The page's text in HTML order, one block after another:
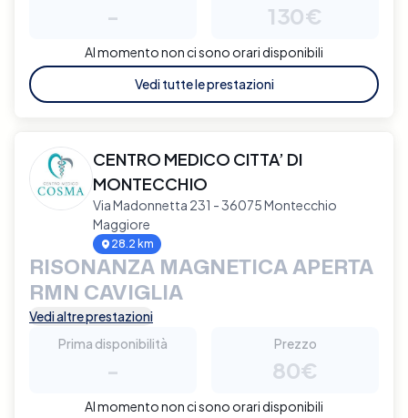
- 130€
Al momento non ci sono orari disponibili
Vedi tutte le prestazioni
CENTRO MEDICO CITTA’ DI
MONTECCHIO
Via Madonnetta 231 - 36075 Montecchio
Maggiore
28.2 km
RISONANZA MAGNETICA APERTA
RMN CAVIGLIA
Vedi altre prestazioni
Prima disponibilità
-
Prezzo
80€
Al momento non ci sono orari disponibili